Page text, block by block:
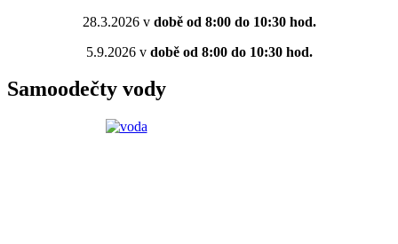
28.3.2026 vdobě od 8:00 do 10:30 hod.
5.9.2026 vdobě od 8:00 do 10:30 hod.
Samoodečty vody